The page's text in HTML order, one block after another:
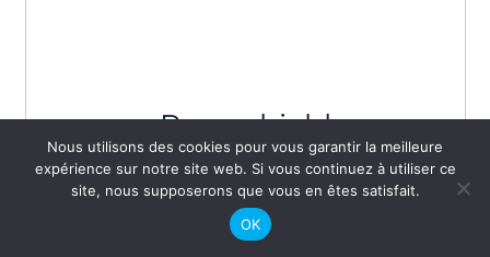
Rope shield
14,80€
Nous utilisons des cookies pour vous garantir la meilleure
expérience sur notre site web. Si vous continuez à utiliser ce
site, nous supposerons que vous en êtes satisfait.
OK